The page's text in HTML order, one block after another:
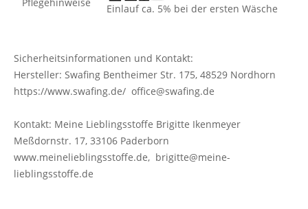
Einlauf ca. 5% bei der ersten Wäsche
Sicherheitsinformationen und Kontakt:
Hersteller: Swafing Bentheimer Str. 175, 48529 Nordhorn
https://www.swafing.de/ office@swafing.de
Kontakt: Meine Lieblingsstoffe Brigitte Ikenmeyer
Meßdornstr. 17, 33106 Paderborn
www.meinelieblingsstoffe.de, brigitte@meine-
lieblingsstoffe.de